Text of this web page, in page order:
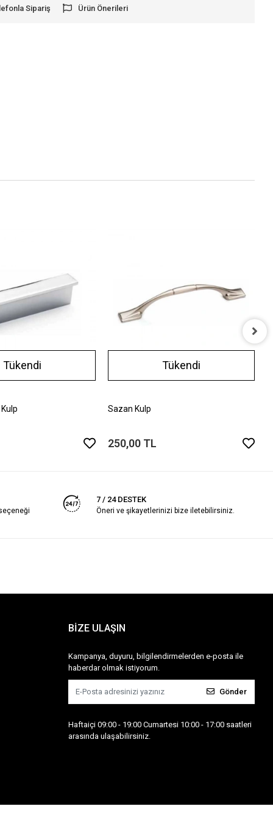
Sipariş Ürün Önerileri
Tükendi Tükendi
Sazan Kulp
250,00 TL
7 / 24 DESTEK
Öneri ve şikayetlerinizi bize iletebilirsiniz.
BİZE ULAŞIN
Kampanya, duyuru, bilgilendirmelerden e-posta ile
haberdar olmak istiyorum.
Gönder
Haftaiçi 09:00 - 19:00 Cumartesi 10:00 - 17:00 saatleri
arasında ulaşabilirsiniz.